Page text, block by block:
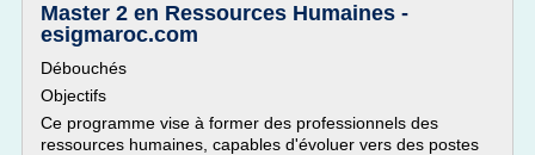
Master 2 en Ressources Humaines -
esigmaroc.com
Débouchés
Objectifs
Ce programme vise à former des professionnels des
ressources humaines, capables d'évoluer vers des postes